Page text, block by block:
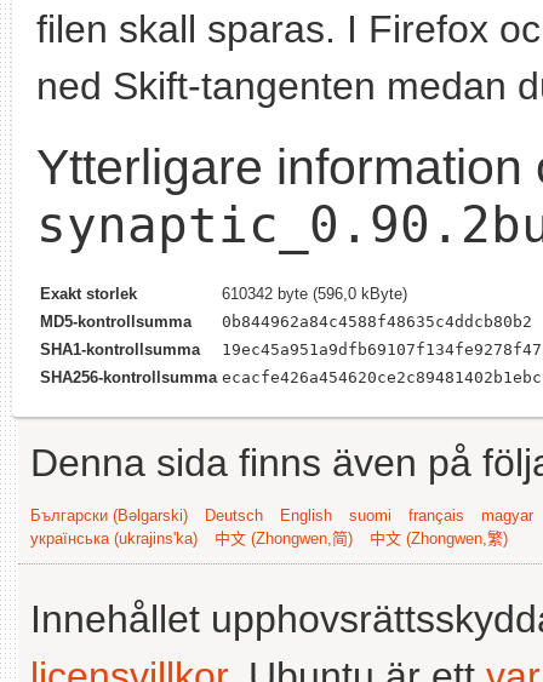
filen skall sparas. I Firefox
ned Skift-tangenten medan
Ytterligare information
Exakt storlek
610342 byte (596,0 kByte)
MD5-kontrollsumma
0b844962a84c4588f48635c4ddcb80b2
SHA1-kontrollsumma
SHA256-kontrollsumma
Denna sida finns även på
Български (Bəlgarski) Deutsch English suomi français
magyar
українська (ukrajins'ka)
中文 (Zhongwen,简) 中文 (Zhongwen,繁)
Innehållet